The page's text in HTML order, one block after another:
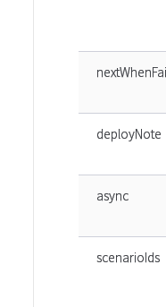
deployNote
async
scenarioIds